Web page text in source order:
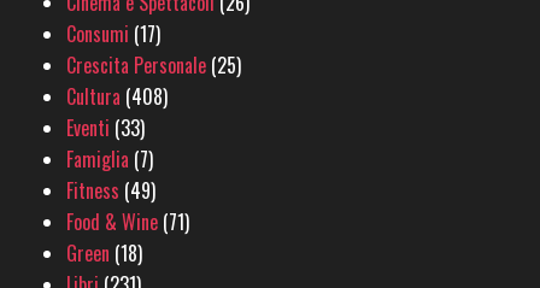
Consumi (17)
Crescita Personale (25)
Cultura (408)
Eventi (33)
Famiglia (7)
Fitness (49)
Food & Wine (71)
Green (18)